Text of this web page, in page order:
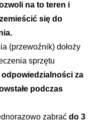
na to teren i
się do
(przewoźnik) dołoży
sprzętu
za
podczas
zabrać do 3